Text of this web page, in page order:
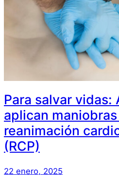
Para salvar vidas:
aplican
reanimación
(RCP)
22 enero, 2025